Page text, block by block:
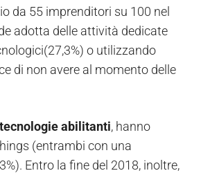
da 55 imprenditori su 100 nel
adotta delle attività dedicate
o utilizzando
di non avere al momento delle
tecnologie abilitanti, hanno
(entrambi con una
Entro la fine del 2018, inoltre,